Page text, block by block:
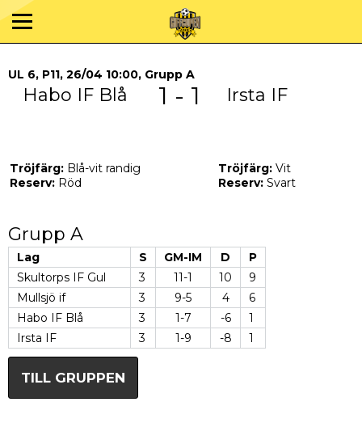
UL 6, P11, 26/04 10:00, Grupp A
Habo IF Blå 1 - 1 Irsta IF
Tröjfärg: Blå-vit randig
Reserv: Röd
Tröjfärg: Vit
Reserv: Svart
Grupp A
Lag S GM-IM D
P
Skultorps IF Gul
3 11-1 10
9
Mullsjö if
3 9-5 4
6
Habo IF Blå
3 1-7 -6
1
Irsta IF
3 1-9 -8 1
TILL GRUPPEN